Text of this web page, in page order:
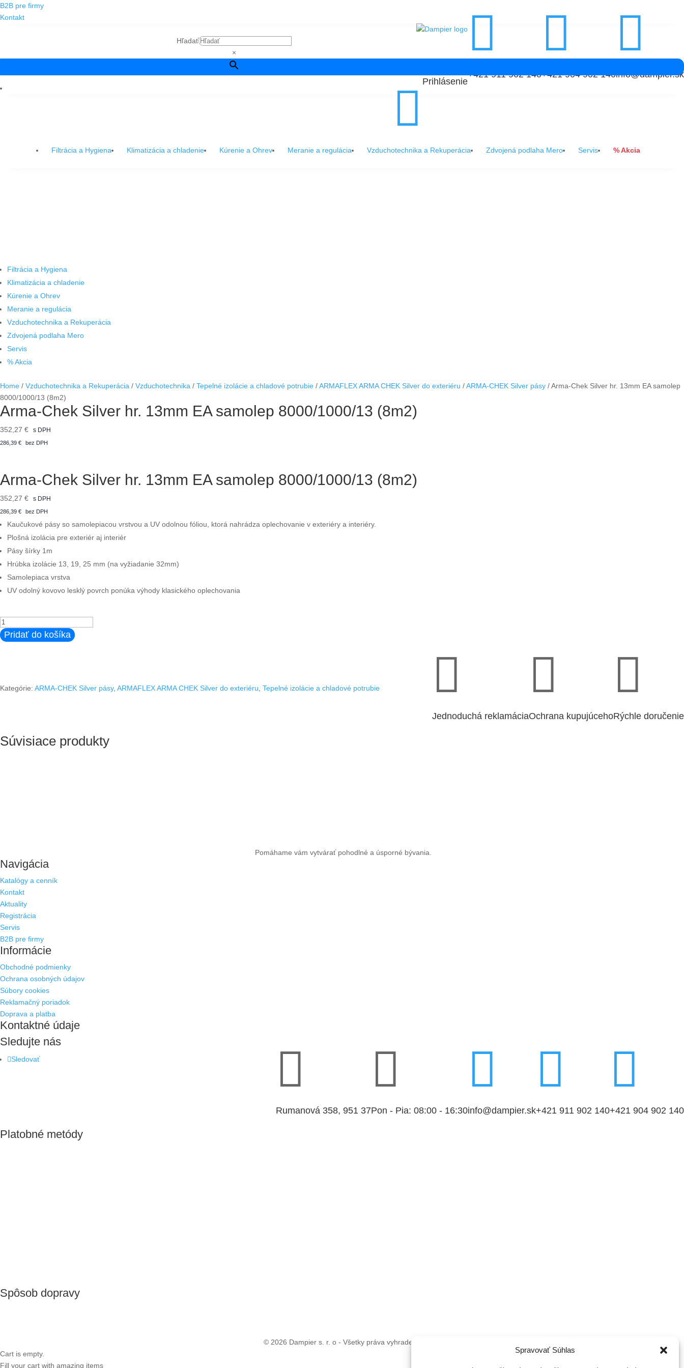
Spravovať Súhlas

info@dampier.sk

+421 904 902 140

+421 911 902 140
B2B pre firmy
Kontakt
Hľadať
×

Prihlásenie
Filtrácia a Hygiena Klimatizácia a chladenie Kúrenie a Ohrev Meranie a regulácia Vzduchotechnika a Rekuperácia Zdvojená podlaha Mero Servis % Akcia
Filtrácia a Hygiena
Klimatizácia a chladenie
Kúrenie a Ohrev
Meranie a regulácia
Vzduchotechnika a Rekuperácia
Zdvojená podlaha Mero
Servis
% Akcia
Home / Vzduchotechnika a Rekuperácia / Vzduchotechnika / Tepelné izolácie a chladové potrubie /ARMAFLEX ARMA CHEK Silver do exteriéru /ARMA-CHEK Silver pásy / Arma-Chek Silver hr. 13mm EA samolep
8000/1000/13 (8m2)
Arma-Chek Silver hr. 13mm EA samolep 8000/1000/13 (8m2)
352,27 € s DPH
286,39 € bez DPH
Arma-Chek Silver hr. 13mm EA samolep 8000/1000/13 (8m2)
352,27 € s DPH
286,39 € bez DPH
Kaučukové pásy so samolepiacou vrstvou a UV odolnou fóliou, ktorá nahrádza oplechovanie v exteriéry a interiéry.
Plošná izolácia pre exteriér aj interiér
Pásy šírky 1m
Hrúbka izolácie 13, 19, 25 mm (na vyžiadanie 32mm)
Samolepiaca vrstva
UV odolný kovovo lesklý povrch ponúka výhody klasického oplechovania
množstvo
Arma-
EA
Pridať do košíka

Rýchle doručenie

Ochrana kupujúceho

Jednoduchá reklamácia
Kategórie: ARMA-CHEK Silver pásy, ARMAFLEX ARMA CHEK Silver do exteriéru Tepelné izolácie a chladové potrubie
Súvisiace produkty
Pomáhame vám vytvárať pohodlné a úsporné bývania.
Navigácia
Katalógy a cenník
Kontakt
Aktuality
Registrácia
Servis
B2B pre firmy
Informácie
Obchodné podmienky
Ochrana osobných údajov
Súbory cookies
Reklamačný poriadok
Doprava a platba
Kontaktné údaje

+421 904 902 140

+421 911 902 140

info@dampier.sk

Pon - Pia: 08:00 - 16:30

Rumanová 358, 951 37
Sledujte nás
Sledovať
Platobné metódy
Spôsob dopravy
© 2026 Dampier s. r. o - Všetky práva vyhradené
Cart is empty.
Fill your cart with amazing items